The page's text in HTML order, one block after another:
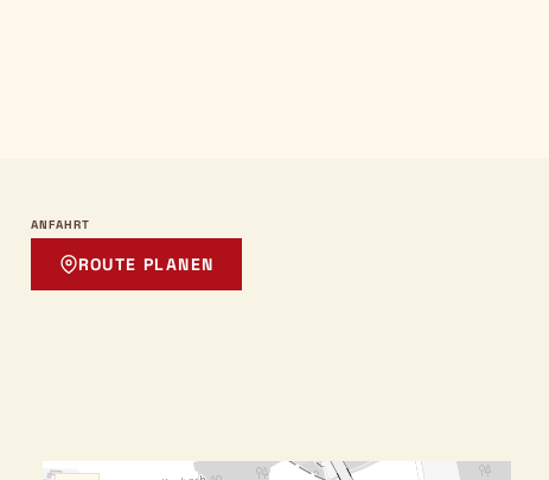
ANFAHRT
ROUTE PLANEN